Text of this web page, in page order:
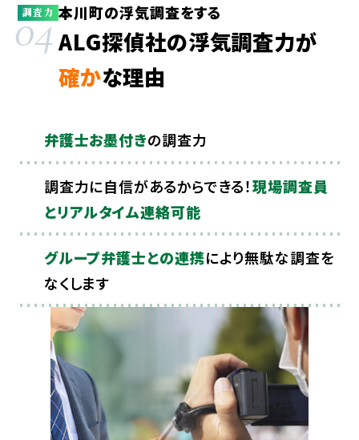
調査力
04本川町の浮気調査をする
ALG探偵社の浮気調査力が
確かな理由
弁護士お墨付きの調査力
調査力に自信があるからできる！現場調査員
とリアルタイム連絡可能
グループ弁護士との連携により無駄な調査を
なくします